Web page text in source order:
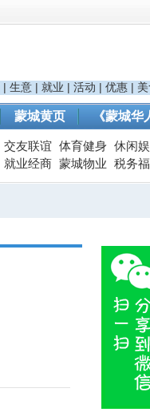
| 生意 | 就业 | 活动 | 优惠 |
蒙城黄页 《蒙城华
交友联谊 体育健身 休闲
就业经商 蒙城物业 税务福